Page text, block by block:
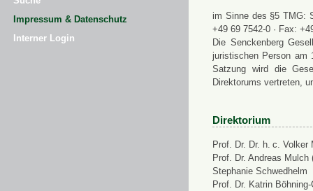
Impressum & Datenschutz
Interner Login
im Sinne des §5 TMG:
+49 69 7542-0 · Fax:
Die Senckenberg
juristischen Person am
Satzung wird die
Direktorums vertreten,
Direktorium
Prof. Dr. Dr. h. c. Volker
Prof. Dr. Andreas
Stephanie Schwedhelm
Prof. Dr. Katrin